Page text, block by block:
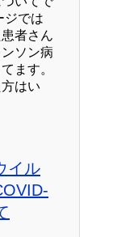
ジでは
者さん
ソン病
ます。
はい
イル